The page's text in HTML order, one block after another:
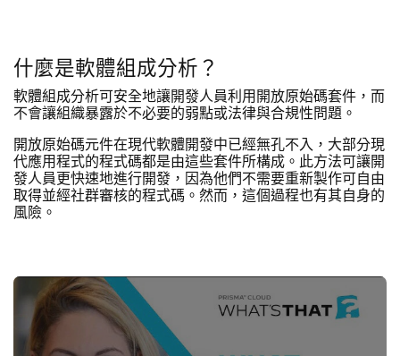
什麼是軟體組成分析？
軟體組成分析可安全地讓開發人員利用開放原始碼套件，而
不會讓組織暴露於不必要的弱點或法律與合規性問題。
開放原始碼元件在現代軟體開發中已經無孔不入，大部分現
代應用程式的程式碼都是由這些套件所構成。此方法可讓開
發人員更快速地進行開發，因為他們不需要重新製作可自由
取得並經社群審核的程式碼。然而，這個過程也有其自身的
風險。